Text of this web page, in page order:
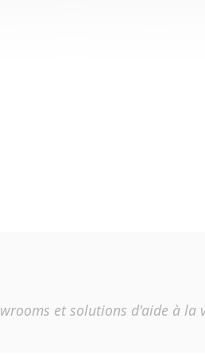
et solutions d'aide à la